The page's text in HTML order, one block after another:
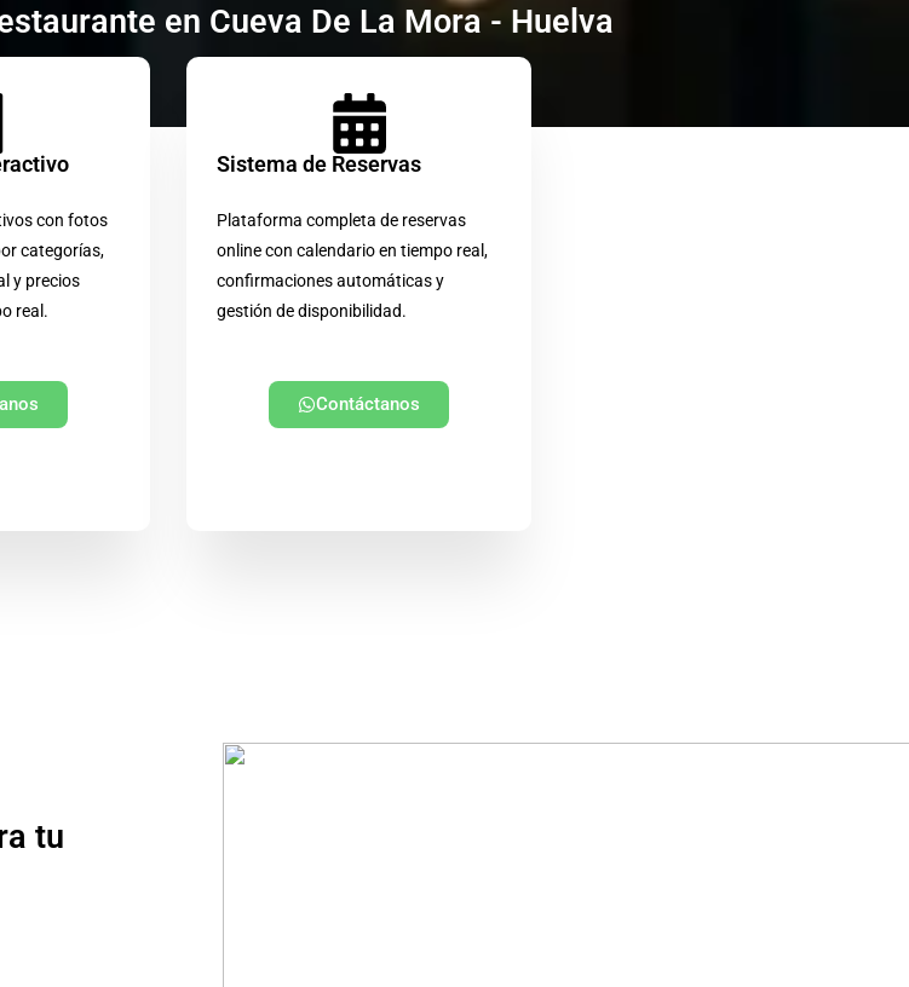
en Cueva De La Mora - Huelva
con fotos
categorías,
y precios
real.
Sistema de Reservas
Plataforma completa de reservas
online con calendario en tiempo real,
confirmaciones automáticas y
gestión de disponibilidad.
Contáctanos
tu